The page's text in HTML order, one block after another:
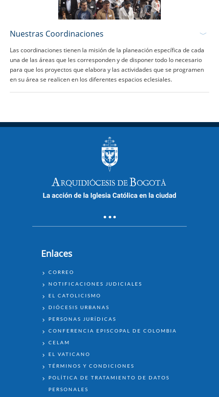
Nuestras Coordinaciones
Las coordinaciones tienen la misión de la planeación específica de cada
una de las áreas que les corresponden y de disponer todo lo necesario
para que los proyectos que elabora y las actividades que se programen
en su área se realicen en los diferentes espacios eclesiales.
Enlaces
ENLACES
CORREO
NOTIFICACIONES JUDICIALES
EL CATOLICISMO
DIÓCESIS URBANAS
PERSONAS JURÍDICAS
CONFERENCIA EPISCOPAL DE COLOMBIA
CELAM
EL VATICANO
TÉRMINOS Y CONDICIONES
POLÍTICA DE TRATAMIENTO DE DATOS
PERSONALES